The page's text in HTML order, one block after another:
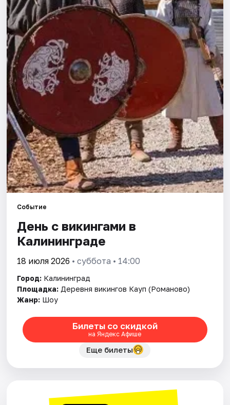
Города
Площадки
Артисты
Рейтинги
Событие
День с викингами в
Калининграде
18 июля 2026 • суббота • 14:00
Город: Калининград
Площадка: Деревня викингов Кауп (Романово)
Жанр: Шоу
Билеты со скидкой
на Яндекс Афише
Еще билеты